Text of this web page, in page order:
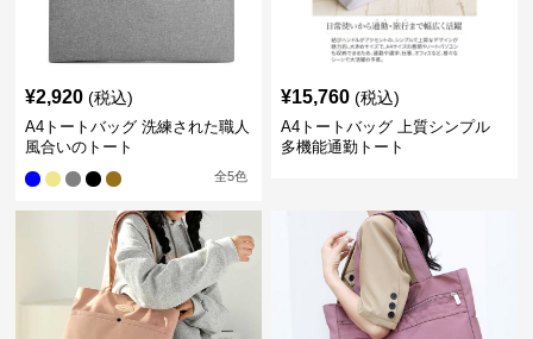
¥2,920 (税込)
A4トートバッグ 洗練された職人
風合いのトート
全5色
¥15,760 (税込)
A4トートバッグ 上質シンプル
多機能通勤トート